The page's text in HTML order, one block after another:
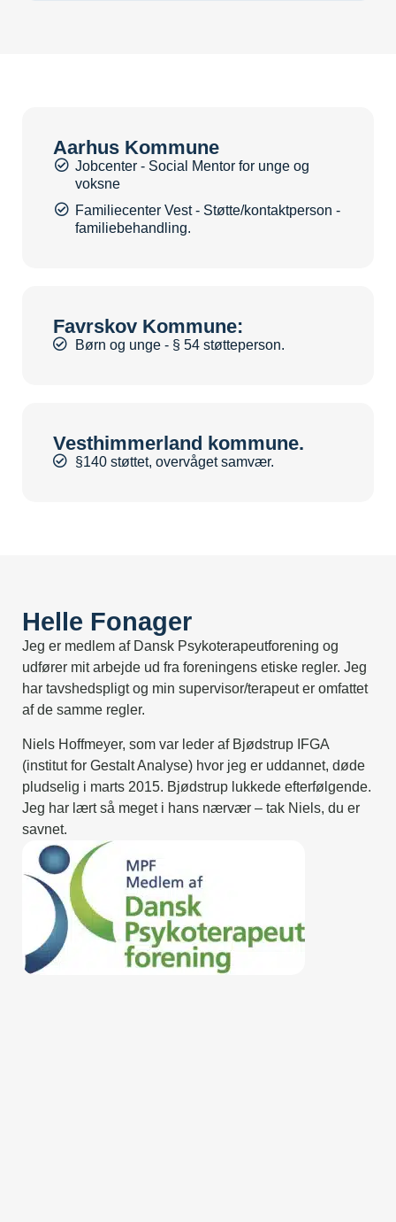
Aarhus Kommune
Jobcenter - Social Mentor for unge og
voksne
Familiecenter Vest - Støtte/kontaktperson -
familiebehandling.
Favrskov Kommune:
Børn og unge - § 54 støtteperson.
Vesthimmerland kommune.
§140 støttet, overvåget samvær.
Helle Fonager
Jeg er medlem af Dansk Psykoterapeutforening og
udfører mit arbejde ud fra foreningens etiske regler. Jeg
har tavshedspligt og min supervisor/terapeut er omfattet
af de samme regler.
Niels Hoffmeyer, som var leder af Bjødstrup IFGA
(institut for Gestalt Analyse) hvor jeg er uddannet, døde
pludselig i marts 2015. Bjødstrup lukkede efterfølgende.
Jeg har lært så meget i hans nærvær – tak Niels, du er
savnet.